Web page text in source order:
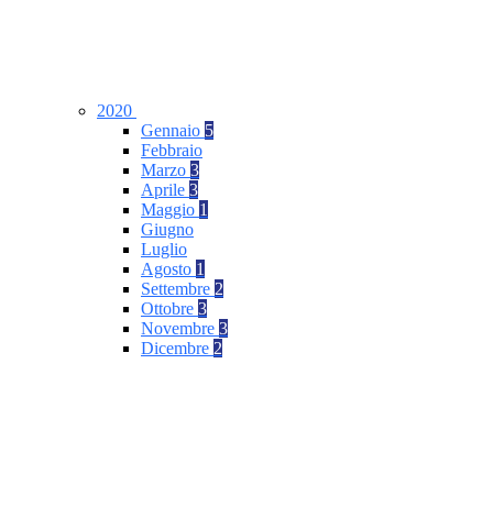
2020
Gennaio 5
Febbraio
Marzo 3
Aprile 3
Maggio 1
Giugno
Luglio
Agosto 1
Settembre 2
Ottobre 3
Novembre 3
Dicembre 2